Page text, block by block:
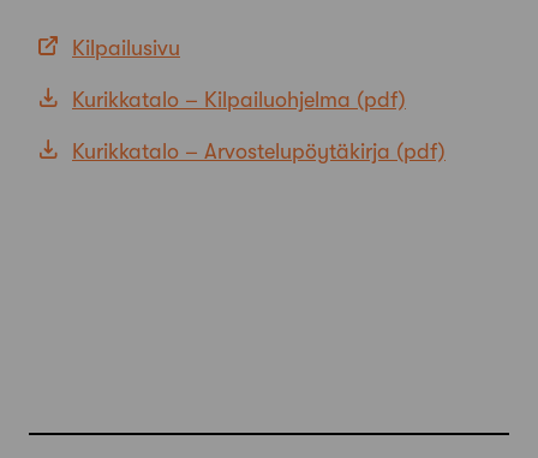
Kilpailusivu
Kurikkatalo – Kilpailuohjelma
Kurikkatalo – Arvostelupöytäkirja